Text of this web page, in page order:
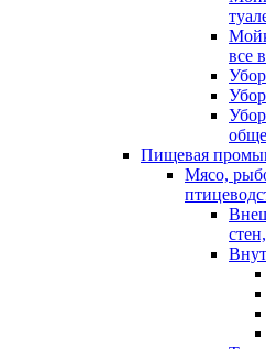
все
Пищевая
Мясо,